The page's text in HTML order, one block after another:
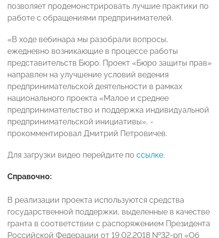
позволяет продемонстрировать лучшие практики по
работе с обращениями предпринимателей.
«В ходе вебинара мы разобрали вопросы,
ежедневно возникающие в процессе работы
представительств Бюро. Проект «Бюро защиты прав»
направлен на улучшение условий ведения
предпринимательской деятельности в рамках
национального проекта «Малое и среднее
предпринимательство и поддержка индивидуальной
предпринимательской инициативы», -
прокомментировал Дмитрий Петровичев.
Для загрузки видео перейдите по ссылке.
Справочно:
В реализации проекта используются средства
государственной поддержки, выделенные в качестве
гранта в соответствии с распоряжением Президента
Российской Федерации от 19.02.2018 №32-рп «Об